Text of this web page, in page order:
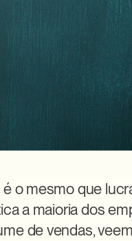
o mesmo que
a maioria dos
de vendas,